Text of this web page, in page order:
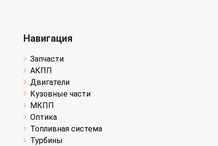
Навигация
Запчасти
АКПП
Двигатели
Кузовные части
МКПП
Оптика
Топливная система
Турбины